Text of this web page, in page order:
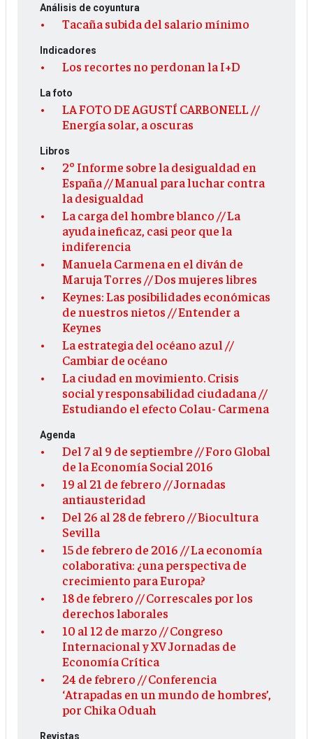
Análisis de coyuntura
Tacaña subida del salario mínimo
Indicadores
Los recortes no perdonan la I+D
La foto
LA FOTO DE AGUSTÍ CARBONELL //
Energía solar, a oscuras
Libros
2º Informe sobre la desigualdad en
España // Manual para luchar contra
la desigualdad
La carga del hombre blanco // La
ayuda ineficaz, casi peor que la
indiferencia
Manuela Carmena en el diván de
Maruja Torres // Dos mujeres libres
Keynes: Las posibilidades económicas
de nuestros nietos // Entender a
Keynes
La estrategia del océano azul //
Cambiar de océano
La ciudad en movimiento. Crisis
social y responsabilidad ciudadana //
Estudiando el efecto Colau- Carmena
Agenda
Del 7 al 9 de septiembre // Foro Global
de la Economía Social 2016
19 al 21 de febrero // Jornadas
antiausteridad
Del 26 al 28 de febrero // Biocultura
Sevilla
15 de febrero de 2016 // La economía
colaborativa: ¿una perspectiva de
crecimiento para Europa?
18 de febrero // Correscales por los
derechos laborales
10 al 12 de marzo // Congreso
Internacional y XV Jornadas de
Economía Crítica
24 de febrero // Conferencia
‘Atrapadas en un mundo de hombres’,
por Chika Oduah
Revistas